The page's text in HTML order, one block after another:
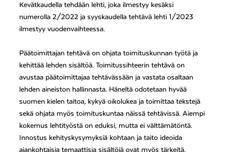
Kevätkaudella tehdään lehti, joka ilmestyy kesäksi
numerolla 2/2022 ja syyskaudella tehtävä lehti 1/2023
ilmestyy vuodenvaihteessa.
Päätoimittajan tehtävä on ohjata toimituskunnan työtä ja
kehittää lehden sisältöä. Toimitussihteerin tehtävä on
avustaa päätoimittajaa tehtävässään ja vastata osaltaan
lehden aineiston hallinnasta. Häneltä odotetaan hyvää
suomen kielen taitoa, kykyä oikolukea ja toimittaa tekstejä
sekä ohjata myös toimituskuntaa näissä tehtävissä. Aiempi
kokemus lehtityöstä on eduksi, mutta ei välttämätöntä.
Innostus kehityskysymyksiä kohtaan ja taito ideoida
ajankohtaisia temaattisia sisältöjä ovat myös tärkeitä.